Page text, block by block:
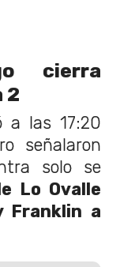
cierra
2
a las 17:20
señalaron
solo se
Lo Ovalle
Franklin a